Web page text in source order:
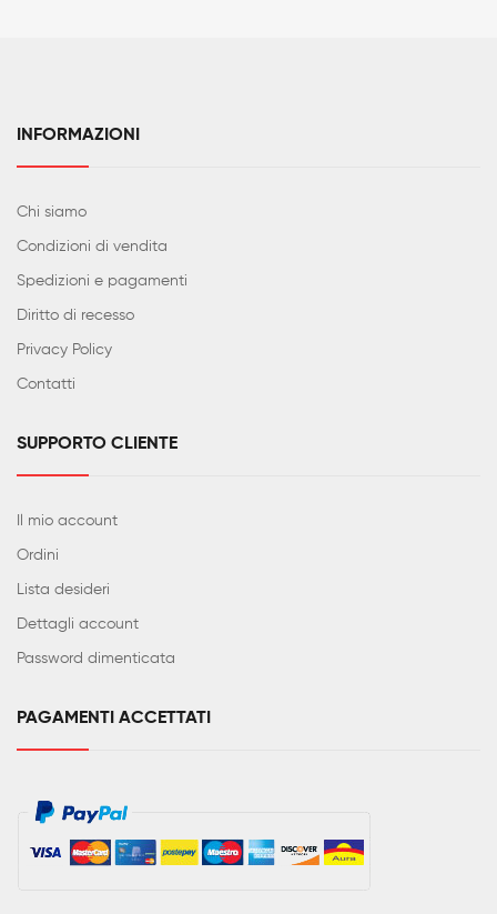
INFORMAZIONI
Chi siamo
Condizioni di vendita
Spedizioni e pagamenti
Diritto di recesso
Privacy Policy
Contatti
SUPPORTO CLIENTE
Il mio account
Ordini
Lista desideri
Dettagli account
Password dimenticata
PAGAMENTI ACCETTATI